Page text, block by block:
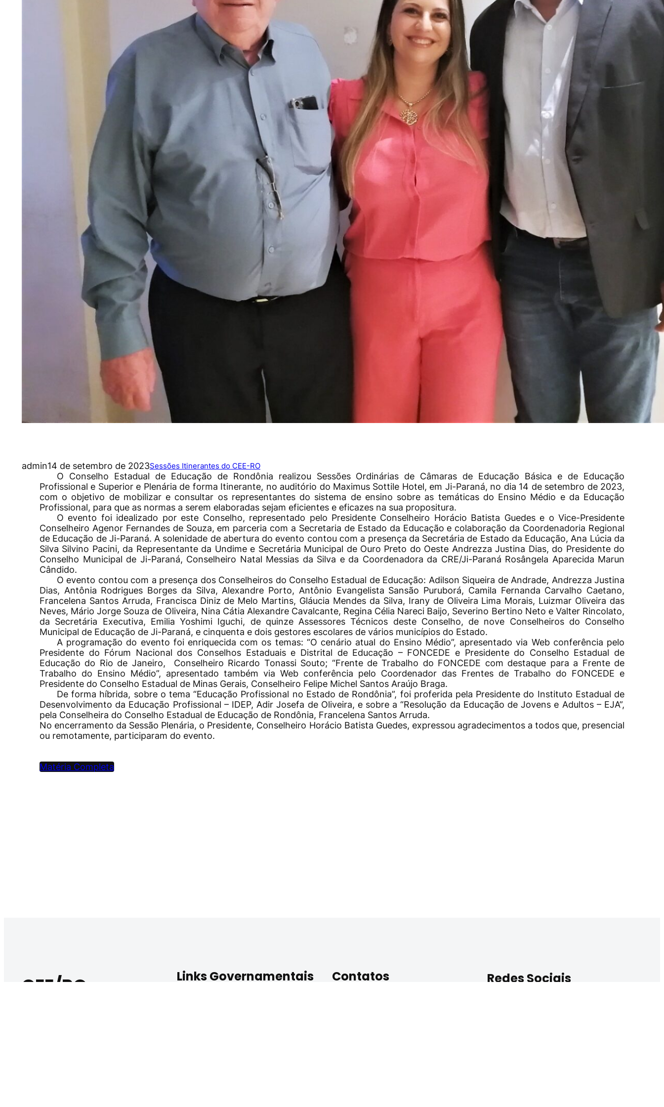
admin14 de setembro de 2023Sessões Itinerantes do CEE-RO
O Conselho Estadual de Educação de Rondônia realizou Sessões Ordinárias de Câmaras de Educação Básica e de Educação
Profissional e Superior e Plenária de forma Itinerante, no auditório do Maximus Sottile Hotel, em Ji-Paraná, no dia 14 de setembro de 2023,
com o objetivo de mobilizar e consultar os representantes do sistema de ensino sobre as temáticas do Ensino Médio e da Educação
Profissional, para que as normas a serem elaboradas sejam eficientes e eficazes na sua propositura.
O evento foi idealizado por este Conselho, representado pelo Presidente Conselheiro Horácio Batista Guedes e o Vice-Presidente
Conselheiro Agenor Fernandes de Souza, em parceria com a Secretaria de Estado da Educação e colaboração da Coordenadoria Regional
de Educação de Ji-Paraná. A solenidade de abertura do evento contou com a presença da Secretária de Estado da Educação, Ana Lúcia da
Silva Silvino Pacini, da Representante da Undime e Secretária Municipal de Ouro Preto do Oeste Andrezza Justina Dias, do Presidente do
Conselho Municipal de Ji-Paraná, Conselheiro Natal Messias da Silva e da Coordenadora da CRE/Ji-Paraná Rosângela Aparecida Marun
Cândido.
O evento contou com a presença dos Conselheiros do Conselho Estadual de Educação: Adilson Siqueira de Andrade, Andrezza Justina
Dias, Antônia Rodrigues Borges da Silva, Alexandre Porto, Antônio Evangelista Sansão Puruborá, Camila Fernanda Carvalho Caetano,
Francelena Santos Arruda, Francisca Diniz de Melo Martins, Gláucia Mendes da Silva, Irany de Oliveira Lima Morais, Luizmar Oliveira das
Neves, Mário Jorge Souza de Oliveira, Nina Cátia Alexandre Cavalcante, Regina Célia Nareci Baijo, Severino Bertino Neto e Valter Rincolato,
da Secretária Executiva, Emilia Yoshimi Iguchi, de quinze Assessores Técnicos deste Conselho, de nove Conselheiros do Conselho
Municipal de Educação de Ji-Paraná, e cinquenta e dois gestores escolares de vários municípios do Estado.
A programação do evento foi enriquecida com os temas: “O cenário atual do Ensino Médio”, apresentado via Web conferência pelo
Presidente do Fórum Nacional dos Conselhos Estaduais e Distrital de Educação – FONCEDE e Presidente do Conselho Estadual de
Educação do Rio de Janeiro, Conselheiro Ricardo Tonassi Souto; “Frente de Trabalho do FONCEDE com destaque para a Frente de
Trabalho do Ensino Médio”, apresentado também via Web conferência pelo Coordenador das Frentes de Trabalho do FONCEDE e
Presidente do Conselho Estadual de Minas Gerais, Conselheiro Felipe Michel Santos Araújo Braga.
De forma híbrida, sobre o tema “Educação Profissional no Estado de Rondônia”, foi proferida pela Presidente do Instituto Estadual de
Desenvolvimento da Educação Profissional – IDEP, Adir Josefa de Oliveira, e sobre a “Resolução da Educação de Jovens e Adultos – EJA”,
pela Conselheira do Conselho Estadual de Educação de Rondônia, Francelena Santos Arruda.
No encerramento da Sessão Plenária, o Presidente, Conselheiro Horácio Batista Guedes, expressou agradecimentos a todos que, presencial
ou remotamente, participaram do evento.
Matéria Completa
CEE/RO Links Governamentais Contatos Redes Sociais